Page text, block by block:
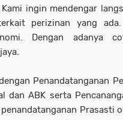
ingin mendengar
perizinan yang
Dengan adanya
Penandatanganan
dan ABK serta
Prasasti